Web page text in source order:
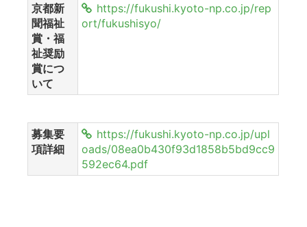
京都新
聞福祉
賞・福
祉奨励
賞につ
いて
https://fukushi.kyoto-np.co.jp/rep
ort/fukushisyo/
募集要
項詳細
https://fukushi.kyoto-np.co.jp/upl
oads/08ea0b430f93d1858b5bd9cc9
592ec64.pdf